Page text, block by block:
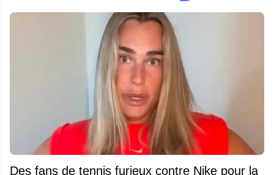
Des fans de tennis furieux contre Nike pour la